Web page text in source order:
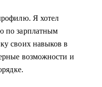
Я хотел
по зарплатным
своих навыков в
возможности и